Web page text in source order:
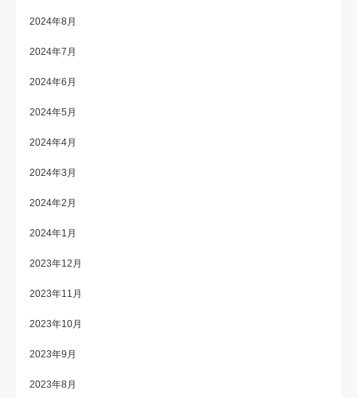
2024年8月
2024年7月
2024年6月
2024年5月
2024年4月
2024年3月
2024年2月
2024年1月
2023年12月
2023年11月
2023年10月
2023年9月
2023年8月